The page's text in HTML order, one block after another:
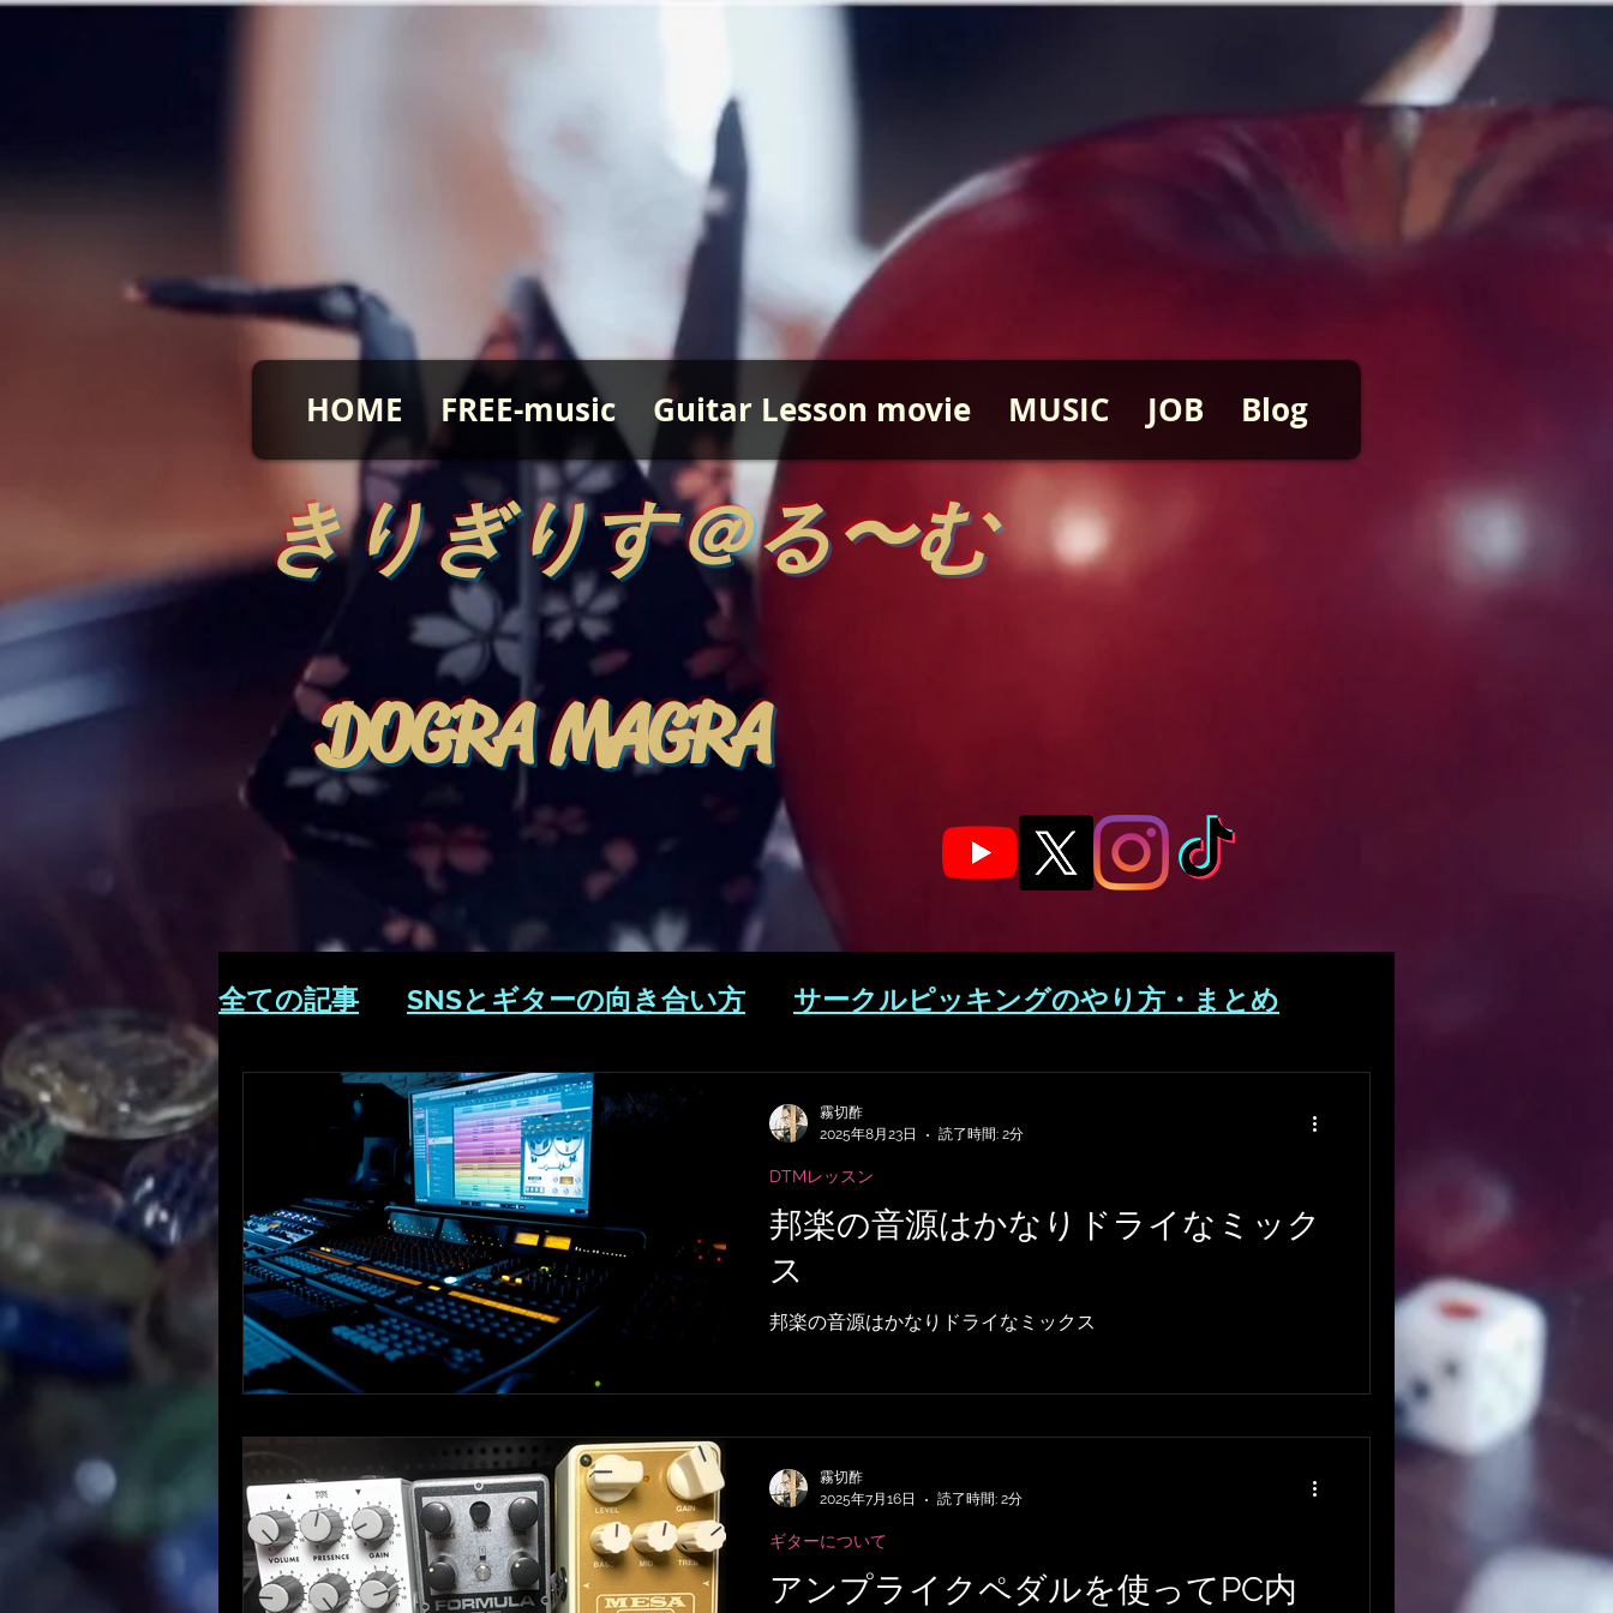
HOME FREE-music Guitar Lesson movie MUSIC JOB Blog
全ての記事 SNSとギターの向き合い方 サークルピッキングのやり方・まとめ
ギターについて KEMPERおすすめRig・使い方
音楽知識・音楽関連記事 アーティストの逸話
やってみた・活動記録 音楽映画、MV考察
自宅録音について 作曲技法
趣味・ファッション
邦楽の音源はかなりドライなミック
ス
邦楽の音源はかなりドライなミックス
DTMレッスン
霧切酢
2025年8月23日
読了時間: 2分
アンプライクペダルを使ってPC内
ギターについて
霧切酢
2025年7月16日
読了時間: 2分
​きりぎりす＠る〜む
DOGRA MAGRA